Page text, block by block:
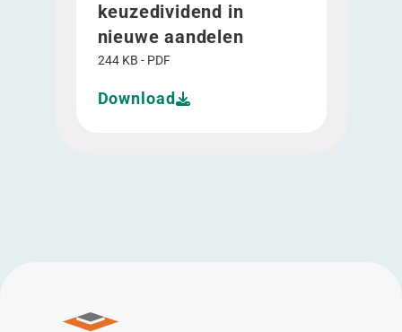
keuzedividend in
nieuwe aandelen
244 KB - PDF
Download